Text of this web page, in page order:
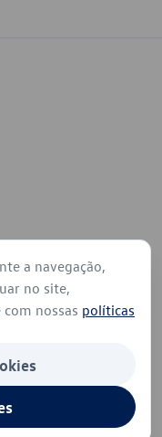
a navegação,
no site,
nossas políticas